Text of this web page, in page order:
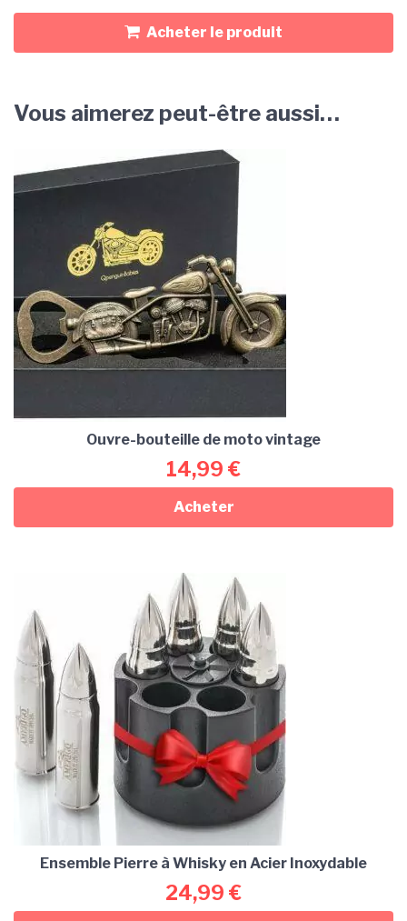
Acheter le produit
Vous aimerez peut-être aussi…
Ouvre-bouteille de moto vintage
14,99 €
Acheter
Ensemble Pierre à Whisky en Acier Inoxydable
24,99 €